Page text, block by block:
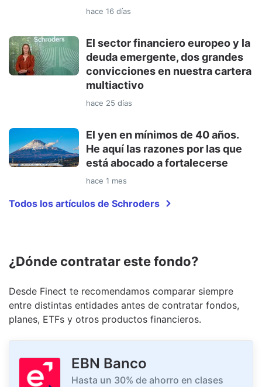
hace 16 días
El sector financiero europeo y la
deuda emergente, dos grandes
convicciones en nuestra cartera
multiactivo
hace 25 días
El yen en mínimos de 40 años.
He aquí las razones por las que
está abocado a fortalecerse
hace 1 mes
Todos los artículos de Schroders
¿Dónde contratar este fondo?
Desde Finect te recomendamos comparar siempre
entre distintas entidades antes de contratar fondos,
planes, ETFs y otros productos financieros.
EBN Banco
Hasta un 30% de ahorro en clases